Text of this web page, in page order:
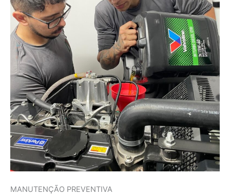
MANUTENÇÃO PREVENTIVA